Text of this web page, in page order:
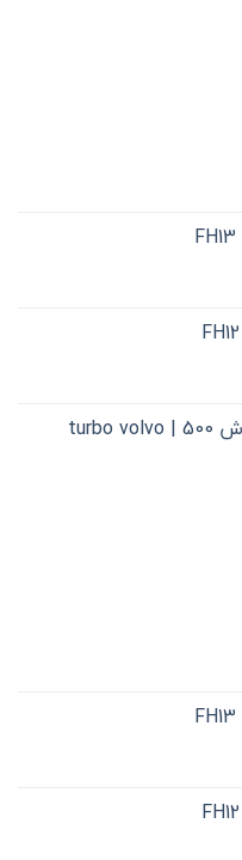
توربو شارژر ولوو اف هاش 500 | turbo volvo